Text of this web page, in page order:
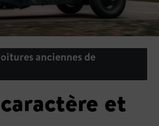
anciennes de
et